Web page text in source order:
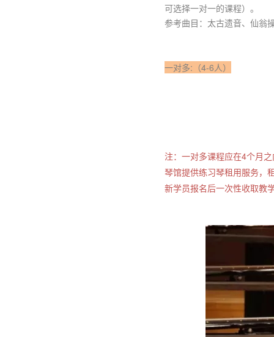
可选择一对一的课程）。
参考曲目：太古遗音、仙翁
一对多:（4-6人）
注：一对多课程应在4个月
琴馆提供练习琴租用服务，
新学员报名后一次性收取教